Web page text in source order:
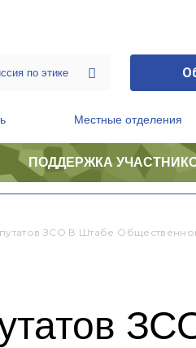
Местные отделения
ПОДДЕРЖКА
ЗСО В Штабе